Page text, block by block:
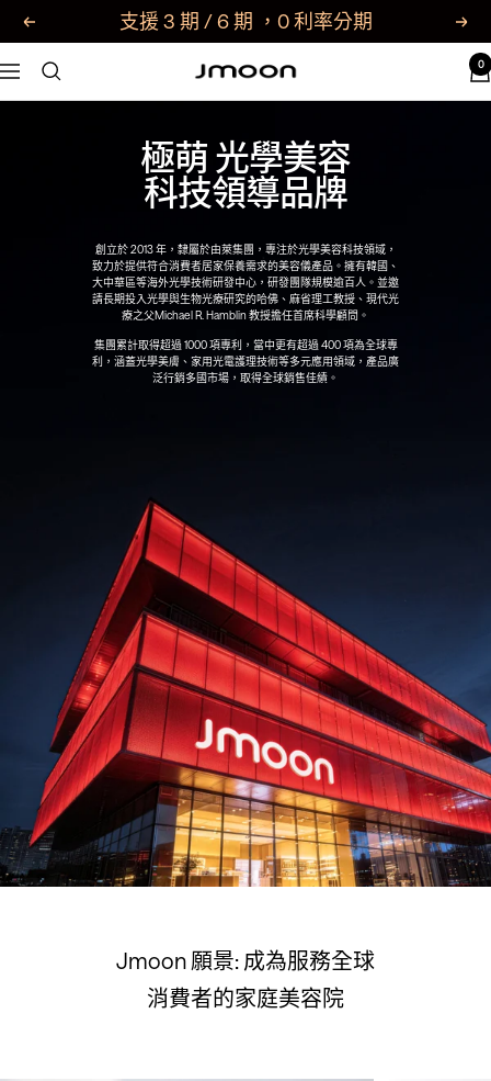
支援 3 期 / 6 期 ，0 利率分期
Jmoon 0
極萌 光學美容
科技領導品牌
創立於 2013 年，隸屬於由萊集團，專注於光學美容科技領域，
致力於提供符合消費者居家保養需求的美容儀產品。擁有韓國、
大中華區等海外光學技術研發中心，研發團隊規模逾百人。並邀
請長期投入光學與生物光療研究的哈佛、麻省理工教授、現代光
療之父Michael R. Hamblin 教授擔任首席科學顧問。
集團累計取得超過 1000 項專利，當中更有超過 400 項為全球專
利，涵蓋光學美膚、家用光電護理技術等多元應用領域，產品廣
泛行銷多國市場，取得全球銷售佳績。
Jmoon 願景: 成為服務全球
消費者的家庭美容院